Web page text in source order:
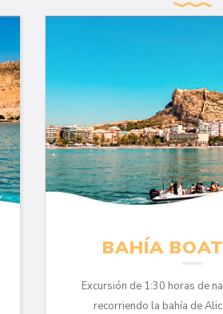
BAHÍA
Excursión de 1:30 horas de
recorriendo la bahía de